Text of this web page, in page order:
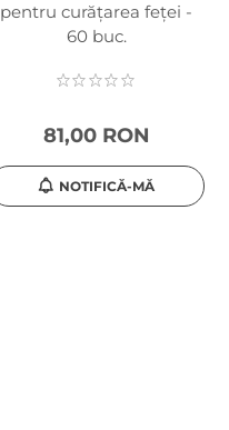
pentru curățarea feței -
60 buc.
81,00 RON
NOTIFICĂ-MĂ